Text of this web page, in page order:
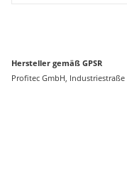
Hersteller gemäß GPSR
Profitec GmbH,